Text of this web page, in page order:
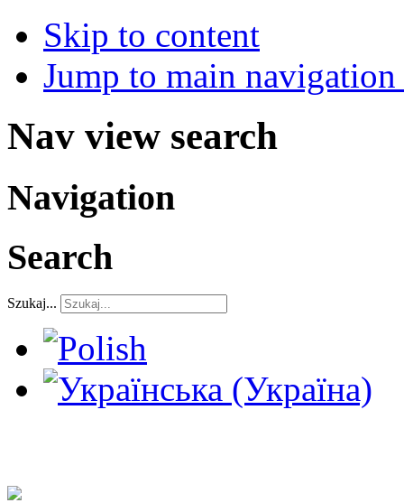
Skip to content
Jump to main
Nav view search
Navigation
Search
Szukaj...